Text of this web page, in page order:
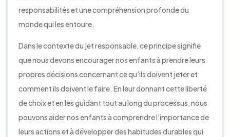
responsabilités et une compréhension profonde du
monde qui les entoure.
Dans le contexte du jet responsable, ce principe signifie
que nous devons encourager nos enfants à prendre leurs
propres décisions concernant ce qu’ils doivent jeter et
comment ils doivent le faire. En leur donnant cette liberté
de choix et en les guidant tout au long du processus, nous
pouvons aider nos enfants à comprendre l’importance de
leurs actions et à développer des habitudes durables qui